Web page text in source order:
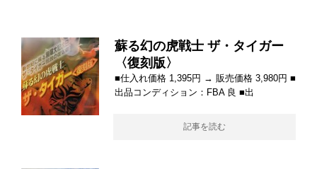
蘇る幻の虎戦士 ザ・タイガー
〈復刻版〉
■仕入れ価格 1,395円 → 販売価格 3,980円 ■
出品コンディション：FBA 良 ■出
記事を読む